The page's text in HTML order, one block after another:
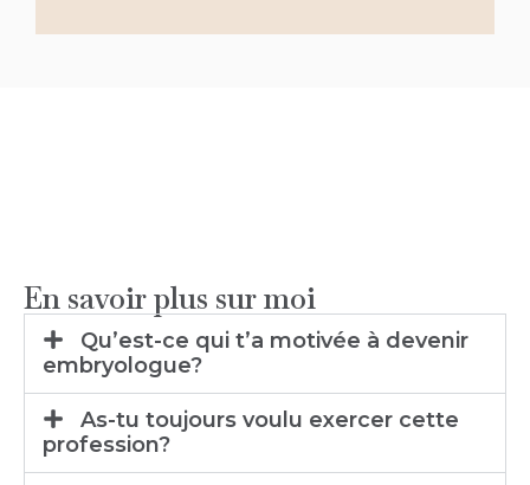
En savoir plus sur moi​
Qu’est-ce qui t’a motivée à devenir
embryologue?
As-tu toujours voulu exercer cette
profession?